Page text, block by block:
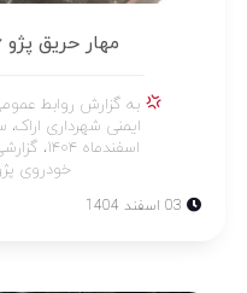
مهار حریق پژو ۲۰۶ در خیابان جهرم
به گزارش روابط
خودروی پژو ۲۰۶ سفید
03 اسفند 1404